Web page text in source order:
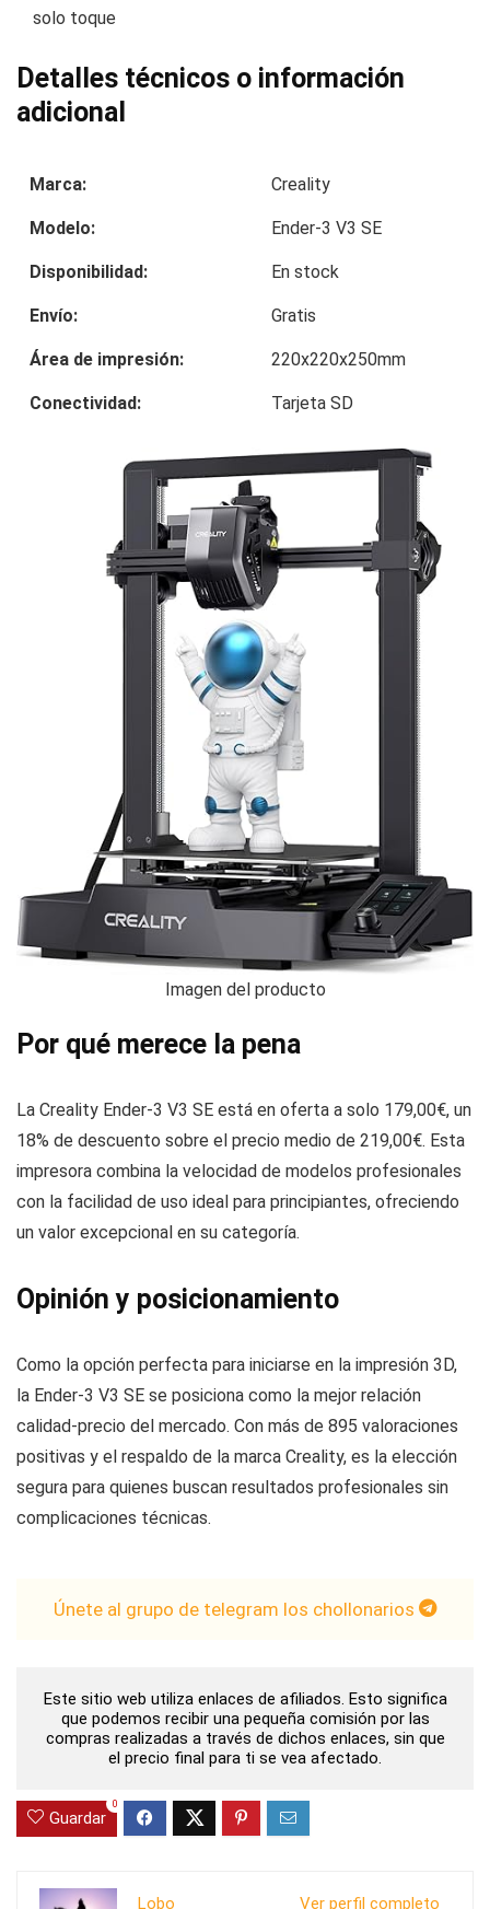
solo toque
Detalles técnicos o información
adicional
Marca: Creality
Modelo: Ender-3 V3 SE
Disponibilidad: En stock
Envío: Gratis
Área de impresión: 220x220x250mm
Conectividad: Tarjeta SD
Imagen del producto
Por qué merece la pena
La Creality Ender-3 V3 SE está en oferta a solo 179,00€, un
18% de descuento sobre el precio medio de 219,00€. Esta
impresora combina la velocidad de modelos profesionales
con la facilidad de uso ideal para principiantes, ofreciendo
un valor excepcional en su categoría.
Opinión y posicionamiento
Como la opción perfecta para iniciarse en la impresión 3D,
la Ender-3 V3 SE se posiciona como la mejor relación
calidad-precio del mercado. Con más de 895 valoraciones
positivas y el respaldo de la marca Creality, es la elección
segura para quienes buscan resultados profesionales sin
complicaciones técnicas.
Únete al grupo de telegram los chollonarios
Este sitio web utiliza enlaces de afiliados. Esto significa
que podemos recibir una pequeña comisión por las
compras realizadas a través de dichos enlaces, sin que
el precio final para ti se vea afectado.
Guardar
0
Ver perfil completo
Lobo